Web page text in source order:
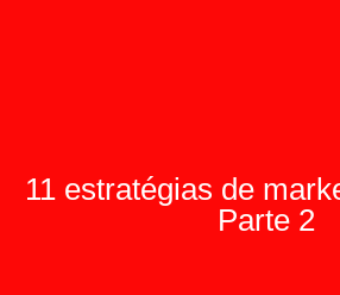
11 estratégias de
Parte 2